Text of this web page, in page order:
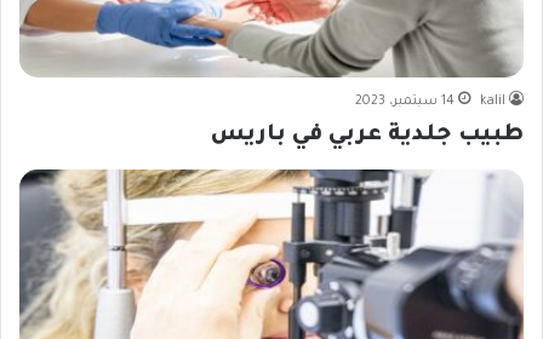
kalil 14 سبتمبر، 2023
طبيب جلدية عربي في باريس